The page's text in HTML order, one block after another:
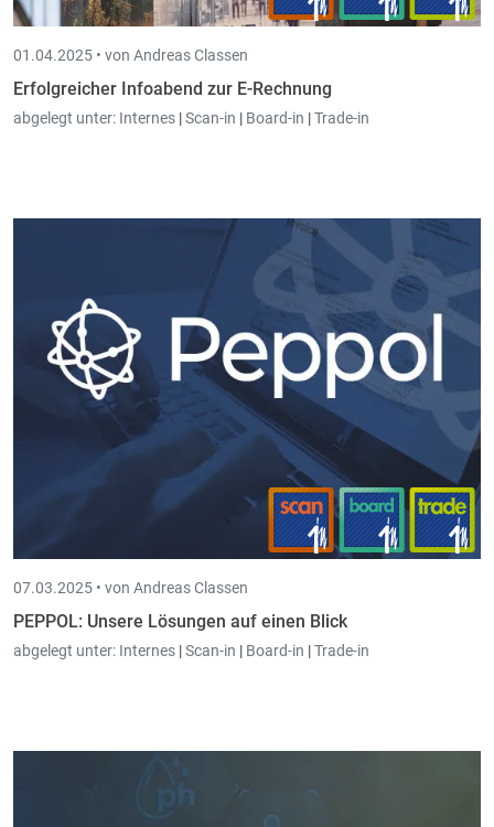
01.04.2025 • von Andreas Classen
Erfolgreicher Infoabend zur E-Rechnung
abgelegt unter: Internes |Scan-in | Board-in |Trade-in
07.03.2025 • von Andreas Classen
PEPPOL: Unsere Lösungen auf einen Blick
abgelegt unter: Internes |Scan-in | Board-in |Trade-in